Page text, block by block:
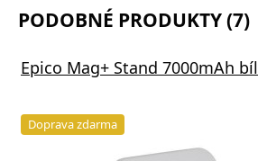
PODOBNÉ PRODUKTY (7)
Epico Mag+ Stand 7000mAh
Doprava zdarma